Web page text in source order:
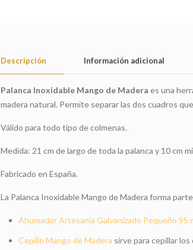
Descripción Información adicional
Palanca Inoxidable Mango de Maderaes una
madera natural. Permite separar las dos cuadros
Válido para todo tipo de colmenas.
Medida: 21 cm de largo de toda la palanca y 10 cm
Fabricado en España.
La Palanca Inoxidable Mango de Madera forma
Ahumador Artesanía Galvanizado Pequeño 95
Cepillo Mango de Madera sirve para cepillar